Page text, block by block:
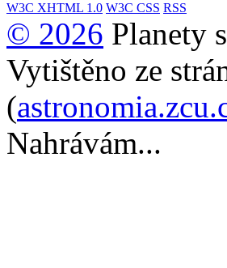
W3C XHTML 1.0 W3C CSS RSS
© 2026 Planety
Vytištěno ze
(
Nahrávám...